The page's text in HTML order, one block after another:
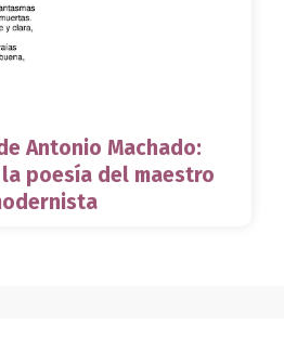
Antonio Machado:
poesía del maestro